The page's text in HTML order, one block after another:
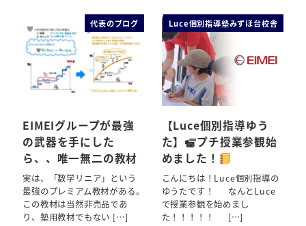
代表のブログ
EIMEIグループが最強
の武器を手にした
ら、、唯一無二の教材
実は、「数学リニア」という
最強のプレミアム教材がある。
この教材は当然非売品であ
り、塾用教材でもない […]
Luce個別指導塾みずほ台校舎
【Luce個別指導ゆう
た】
プチ授業参観始
めました！
こんにちは！Luce個別指導の
ゆうたです！ なんとLuce
で授業参観を始めまし
た！！！！！ […]